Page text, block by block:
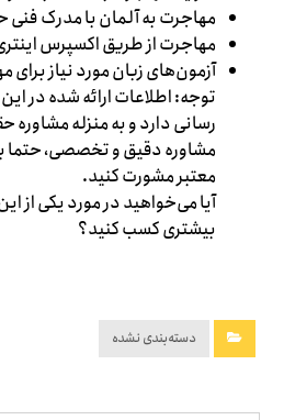
مهاجرت به آلمان با مدرک
مهاجرت از طریق اکسپرس
آزمون‌های زبان مورد نیاز برای
توجه: اطلاعات ارائه شده در
رسانی دارد و به منزله
مشاوره دقیق و تخصصی، حتما
معتبر مشورت کنید.
آیا می‌خواهید در مورد یکی از
بیشتری کسب کنید؟
دسته‌بندی نشده